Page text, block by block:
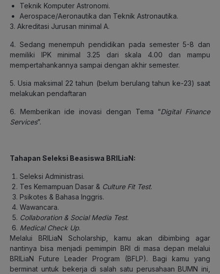
Teknik Komputer Astronomi.
Aerospace/Aeronautika dan Teknik Astronautika.
3. Akreditasi Jurusan minimal A.
4. Sedang menempuh pendidikan pada semester 5-8 dan
memiliki IPK minimal 3.25 dari skala 4.00 dan mampu
mempertahankannya sampai dengan akhir semester.
5. Usia maksimal 22 tahun (belum berulang tahun ke-23) saat
melakukan pendaftaran
6. Memberikan ide inovasi dengan Tema “Digital Finance
Services”.
Tahapan Seleksi Beasiswa BRILiaN:
Seleksi Administrasi.
Tes Kemampuan Dasar & Culture Fit Test.
Psikotes & Bahasa Inggris.
Wawancara.
Collaboration & Social Media Test.
Medical Check Up.
Melalui BRILiaN Scholarship, kamu akan dibimbing agar
nantinya bisa menjadi pemimpin BRI di masa depan melalui
BRILiaN Future Leader Program (BFLP). Bagi kamu yang
berminat untuk bekerja di salah satu perusahaan BUMN ini,